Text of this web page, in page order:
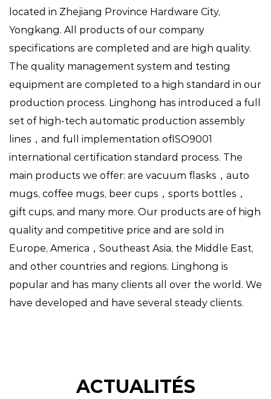
located in Zhejiang Province Hardware City,
Yongkang. All products of our company
specifications are completed and are high quality.
The quality management system and testing
equipment are completed to a high standard in our
production process. Linghong has introduced a full
set of high-tech automatic production assembly
lines，and full implementation ofISO9001
international certification standard process. The
main products we offer: are vacuum flasks，auto
mugs, coffee mugs, beer cups，sports bottles，
gift cups, and many more. Our products are of high
quality and competitive price and are sold in
Europe, America，Southeast Asia, the Middle East,
and other countries and regions. Linghong is
popular and has many clients all over the world. We
have developed and have several steady clients.
ACTUALITÉS